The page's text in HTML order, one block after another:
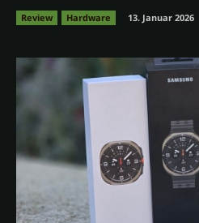
Review Hardware 13. Januar 2026